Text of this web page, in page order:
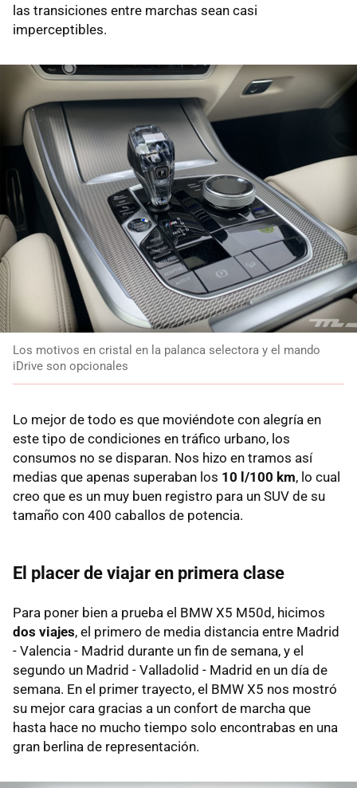
las transiciones entre marchas sean casi
imperceptibles.
Los motivos en cristal en la palanca selectora y el mando
iDrive son opcionales
Lo mejor de todo es que moviéndote con alegría en
este tipo de condiciones en tráfico urbano, los
consumos no se disparan. Nos hizo en tramos así
medias que apenas superaban los 10 l/100 km, lo cual
creo que es un muy buen registro para un SUV de su
tamaño con 400 caballos de potencia.
El placer de viajar en primera clase
Para poner bien a prueba el BMW X5 M50d, hicimos
dos viajes, el primero de media distancia entre Madrid
- Valencia - Madrid durante un fin de semana, y el
segundo un Madrid - Valladolid - Madrid en un día de
semana. En el primer trayecto, el BMW X5 nos mostró
su mejor cara gracias a un confort de marcha que
hasta hace no mucho tiempo solo encontrabas en una
gran berlina de representación.